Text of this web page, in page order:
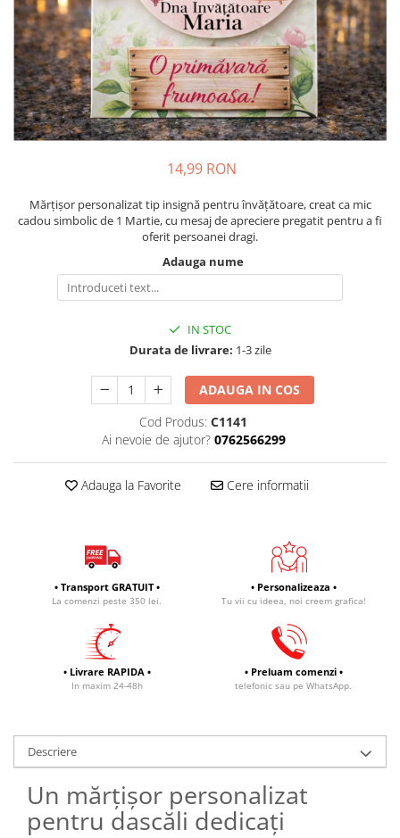
Body bebelusi personalizate
Perne personalizate
Plusuri personalizate
Agende personalizate
Etichete pentru sticla de vin
Cadouri Personalizate Unice
Cadouri pentru Doctori
Cadouri Pensionare
Cadouri Profesori
14,99 RON
Mărțișor personalizat tip insignă pentru învățătoare, creat ca mic
cadou simbolic de 1 Martie, cu mesaj de apreciere pregatit pentru a fi
oferit persoanei dragi.
Adauga nume
IN STOC
Durata de livrare: 1-3 zile
ADAUGA IN COS
Cod Produs: C1141
Ai nevoie de ajutor? 0762566299
Adauga la Favorite Cere informatii
• Transport GRATUIT •
La comenzi peste 350 lei.
• Personalizeaza •
Tu vii cu ideea, noi creem grafica!
• Livrare RAPIDA •
In maxim 24-48h
• Preluam comenzi •
telefonic sau pe WhatsApp.
Descriere
Un mărțișor personalizat
pentru dascăli dedicați